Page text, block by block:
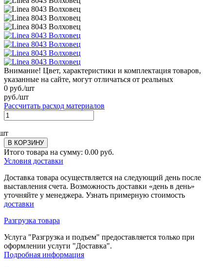
Внимание! Цвет, характеристики и комплектация товаров,
указанные на сайте, могут отличаться от реальных
0 руб./шт
руб./шт
Рассчитать расход материалов
В КОРЗИНУ
Итого товара на сумму: 0.00 руб.
Условия доставки
Доставка товара осуществляется на следующий день после
выставления счета. Возможность доставки «день в день»
уточняйте у менеджера. Узнать примерную стоимость
доставки
Разгрузка товара
Услуга "Разгрузка и подъем" предоставляется только при
оформлении услуги "Доставка".
Подробная информация